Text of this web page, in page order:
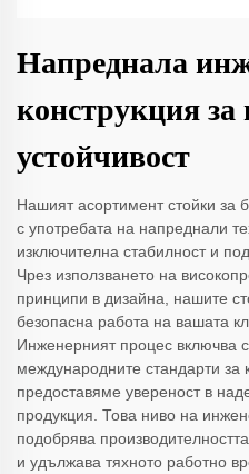
Напреднала
конструкция за
устойчивост
Нашият асортимент стойки за
с употребата на напреднали
изключителна стабилност и
Чрез използването на
принципи в дизайна, нашите
безопасна работа на вашата
Инженерният процес включва
международните стандарти за
предоставяме увереност в
продукция. Това ниво на
подобрява
и удължава тяхното работно